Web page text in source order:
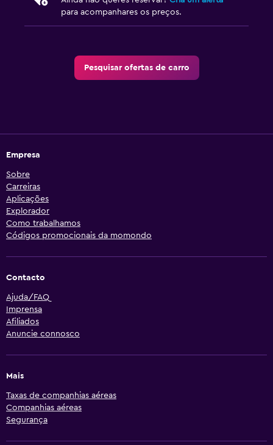
para acompanhares os preços.
Pesquisar ofertas de carro
Empresa
Sobre
Carreiras
Aplicações
Explorador
Como trabalhamos
Códigos promocionais da momondo
Contacto
Ajuda/FAQ
Imprensa
Afiliados
Anuncie connosco
Mais
Taxas de companhias aéreas
Companhias aéreas
Segurança